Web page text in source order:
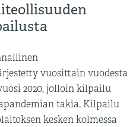
vuosittain vuodesta
2020, jolloin kilpailu
takia. Kilpailu
kesken kolmessa